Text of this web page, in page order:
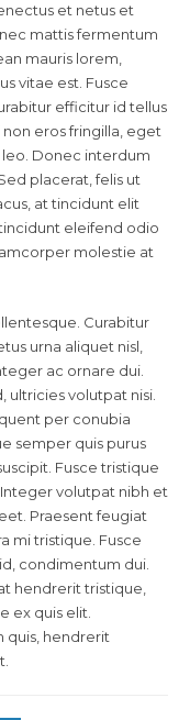
et netus et
mattis fermentum
mauris lorem,
vitae est. Fusce
efficitur id tellus
eros fringilla, eget
Donec interdum
placerat, felis ut
at tincidunt elit
eleifend odio
molestie at
Curabitur
urna aliquet nisl,
ac ornare dui.
ultricies volutpat nisi.
per conubia
semper quis purus
Fusce tristique
volutpat nibh et
Praesent feugiat
mi tristique. Fusce
condimentum dui.
hendrerit tristique,
ex quis elit.
quis, hendrerit